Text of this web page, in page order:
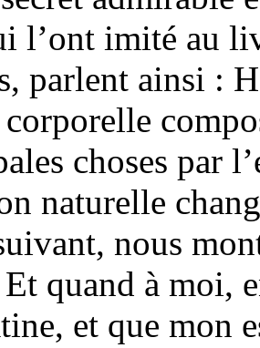
l’ont imité au
parlent ainsi :
corporelle
choses par
naturelle
nous
Et quand à moi,
et que mon